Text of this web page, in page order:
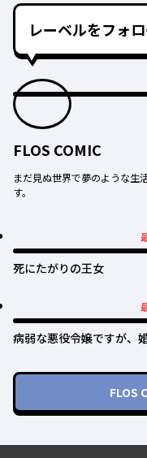
レーベルをフォ
FLOS COMIC
まだ見ぬ世界で夢のような生
す。
死にたがりの王女
病弱な悪役令嬢ですが、
たち犬猿の仲でしたよね
FLOS